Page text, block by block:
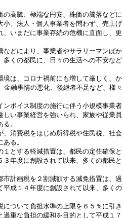
高騰、極端な円安、株価の騰落などに
、法人・個人事業者を問わず、売上げ
いまだに事業存続の危機に直面し、更
どにより、事業者やサラリーマンばか
くの都民に、日々の生活への不安など
は、コロナ禍前にも増して厳しく、か
融事情の悪化、後継者不足など、様々
ボイス制度の施行に伴う小規模事業者
い事業経営を強いられ、家族や従業員
。
消費税をはじめ所得税や住民税、社会
る。
とする軽減措置は、都民の定住確保と
年度に創設されて以来、多くの都民と
計画税を２割減額する減免措置は、過
成１４年度に創設されて以来、多くの
ついて負担水準の上限を６５％に引き
重な負担の緩和を目的として平成１７